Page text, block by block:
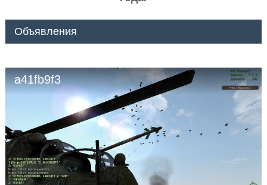
Объявления
a41fb9f3